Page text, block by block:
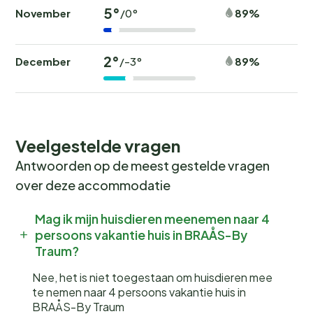
November 5°/0° 89%
December 2°/-3° 89%
Veelgestelde vragen
Antwoorden op de meest gestelde vragen
over deze accommodatie
Mag ik mijn huisdieren meenemen naar 4
persoons vakantie huis in BRAÅS-By
Traum?
Nee, het is niet toegestaan om huisdieren mee
te nemen naar 4 persoons vakantie huis in
BRAÅS-By Traum